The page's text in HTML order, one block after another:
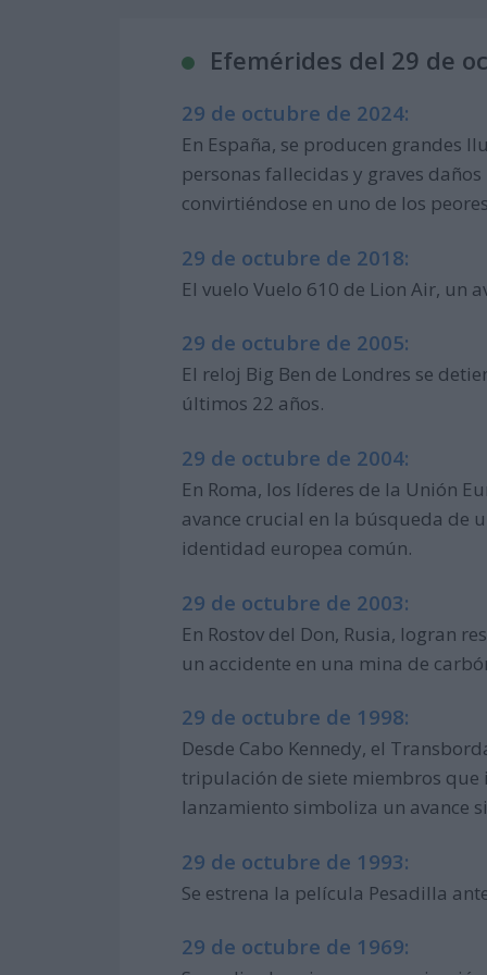
Efemérides del 29 de
29 de octubre de 2024:
En España, se producen grandes
personas fallecidas y graves
convirtiéndose en uno de los
29 de octubre de 2018:
El vuelo Vuelo 610 de Lion Air, un
29 de octubre de 2005:
El reloj Big Ben de Londres se
últimos 22 años.
29 de octubre de 2004:
En Roma, los líderes de la Unión
avance crucial en la búsqueda de
identidad europea común.
29 de octubre de 2003:
En Rostov del Don, Rusia, logran
un accidente en una mina de
29 de octubre de 1998:
Desde Cabo Kennedy, el
tripulación de siete miembros que
lanzamiento simboliza un avance
29 de octubre de 1993:
Se estrena la película Pesadilla
29 de octubre de 1969: